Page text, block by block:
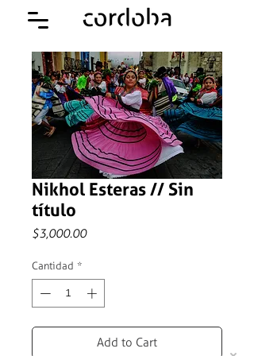
Nikhol Esteras // Sin
título
$3,000.00Precio
Cantidad *
Add to Cart